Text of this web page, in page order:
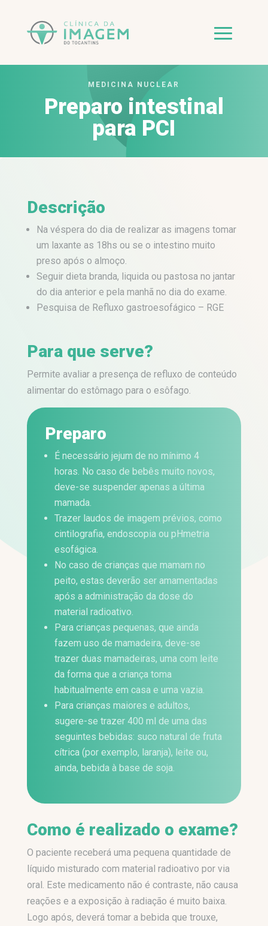
MEDICINA NUCLEAR
Preparo intestinal
para PCI
Descrição
Na véspera do dia de realizar as imagens tomar
um laxante as 18hs ou se o intestino muito
preso após o almoço.
Seguir dieta branda, liquida ou pastosa no jantar
do dia anterior e pela manhã no dia do exame.
Pesquisa de Refluxo gastroesofágico – RGE
Para que serve?
Permite avaliar a presença de refluxo de conteúdo
alimentar do estômago para o esôfago.
Preparo
É necessário jejum de no mínimo 4
horas. No caso de bebês muito novos,
deve-se suspender apenas a última
mamada.
Trazer laudos de imagem prévios, como
cintilografia, endoscopia ou pHmetria
esofágica.
No caso de crianças que mamam no
peito, estas deverão ser amamentadas
após a administração da dose do
material radioativo.
Para crianças pequenas, que ainda
fazem uso de mamadeira, deve-se
trazer duas mamadeiras, uma com leite
da forma que a criança toma
habitualmente em casa e uma vazia.
Para crianças maiores e adultos,
sugere-se trazer 400 ml de uma das
seguintes bebidas: suco natural de fruta
cítrica (por exemplo, laranja), leite ou,
ainda, bebida à base de soja.
Como é realizado o exame?
O paciente receberá uma pequena quantidade de
líquido misturado com material radioativo por via
oral. Este medicamento não é contraste, não causa
reações e a exposição à radiação é muito baixa.
Logo após, deverá tomar a bebida que trouxe,